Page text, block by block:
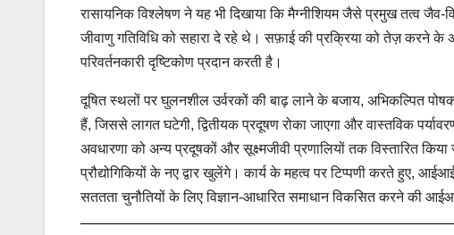
रासायनिक विश्लेषण ने यह भी दिखाया कि मैग्नीशियम जैसे प्रमुख तत्व
जीवाणु गतिविधि को सहारा दे रहे थे। सफ़ाई की प्रक्रिया को तेज़ करने
परिवर्तनकारी दृष्टिकोण प्रदान करती है।
दूषित स्थलों पर घुलनशील उर्वरकों की बाढ़ लाने के बजाय, अभिकल्पित
हैं, जिससे लागत घटेगी, द्वितीयक प्रदूषण रोका जाएगा और वास्तविक
अवधारणा को अन्य प्रदूषकों और सूक्ष्मजीवी प्रणालियों तक विस्तारित
प्रौद्योगिकियों के नए द्वार खुलेंगे। कार्य के महत्व पर टिप्पणी करते
सततता चुनौतियों के लिए विज्ञान-आधारित समाधान विकसित करने की